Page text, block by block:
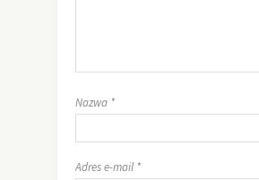
Nazwa *
Adres e-mail *